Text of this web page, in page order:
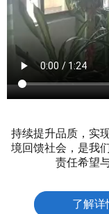
持续提升品质，实
境回馈社会，是我
责任希望
了解详